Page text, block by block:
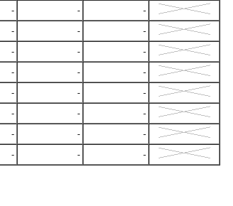
- -
-
- -
-
- -
-
- -
-
- -
-
- -
-
- -
-
- - -